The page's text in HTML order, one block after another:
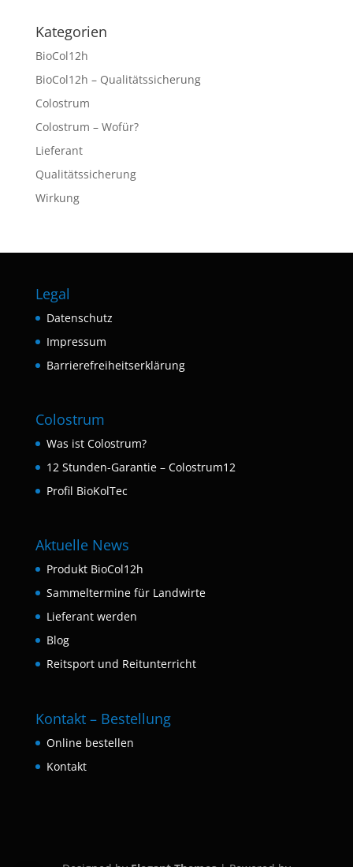
Kategorien
BioCol12h
BioCol12h – Qualitätssicherung
Colostrum
Colostrum – Wofür?
Lieferant
Qualitätssicherung
Wirkung
Legal
Datenschutz
Impressum
Barrierefreiheitserklärung
Colostrum
Was ist Colostrum?
12 Stunden-Garantie – Colostrum12
Profil BioKolTec
Aktuelle News
Produkt BioCol12h
Sammeltermine für Landwirte
Lieferant werden
Blog
Reitsport und Reitunterricht
Kontakt – Bestellung
Online bestellen
Kontakt